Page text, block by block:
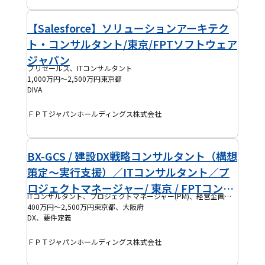
【Salesforce】ソリューションアーキテク
ト・コンサルタント/東京/FPTソフトウェア
ジャパン
プリセールス、ITコンサルタント
1,000万円～2,500万円東京都
DIVA
ＦＰＴジャパンホールディングス株式会社
BX-GCS / 建設DX戦略コンサルタント（構想
策定～実行支援）／ITコンサルタント／プ
ロジェクトマネージャー/ 東京 / FPTコンサ
ルティングジャパン
ITコンサルタント、プロジェクトマネージャー(PM)、経営企画、PMO
400万円～2,500万円東京都、大阪府
DX、要件定義
ＦＰＴジャパンホールディングス株式会社